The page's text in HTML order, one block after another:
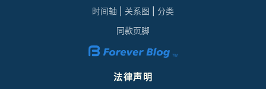
时间轴
关系图
分类
同款页脚
法律声明